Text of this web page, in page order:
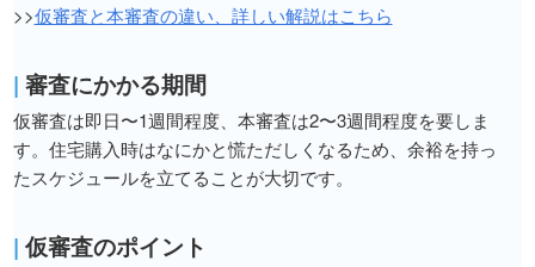
>>仮審査と本審査の違い、詳しい解説はこちら
| 審査にかかる期間
仮審査は即日〜1週間程度、本審査は2〜3週間程度を要しま
す。住宅購入時はなにかと慌ただしくなるため、余裕を持っ
たスケジュールを立てることが大切です。
| 仮審査のポイント